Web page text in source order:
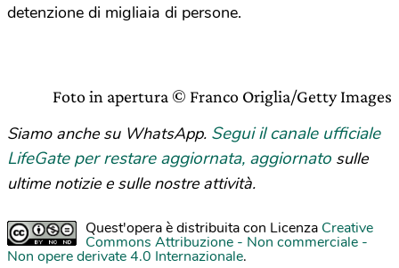
detenzione di migliaia di persone.
Foto in apertura © Franco Origlia/Getty Images
Siamo anche su WhatsApp. Segui il canale ufficiale
LifeGate per restare aggiornata, aggiornato sulle
ultime notizie e sulle nostre attività.
Quest'opera è distribuita con Licenza Creative
Commons Attribuzione - Non commerciale -
Non opere derivate 4.0 Internazionale.